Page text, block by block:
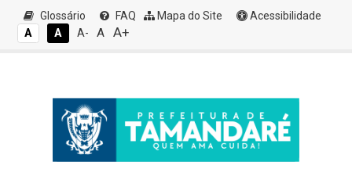
Glossário FAQ Mapa do Site
Acessibilidade
A
A A- A A+